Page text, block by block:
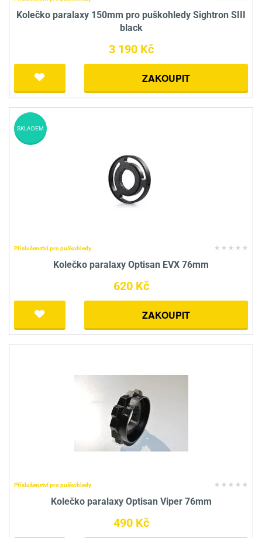
Kolečko paralaxy 150mm pro puškohledy Sightron SIII
black
3 190 Kč
ZAKOUPIT
Příslušenství pro puškohledy
Kolečko paralaxy Optisan EVX 76mm
620 Kč
ZAKOUPIT
SKLADEM
Příslušenství pro puškohledy
Kolečko paralaxy Optisan Viper 76mm
490 Kč